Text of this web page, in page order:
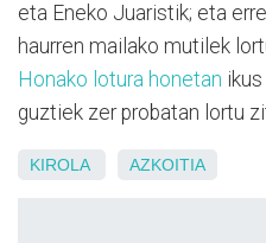
eta Eneko Juaristik; eta
haurren mailako mutilek
Honako lotura honetan
guztiek zer probatan lortu
KIROLA AZKOITIA